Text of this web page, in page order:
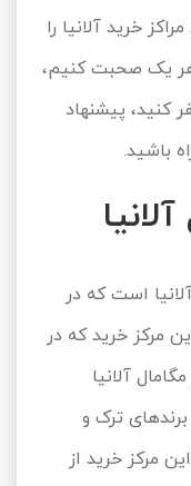
خرید آلانیا را
هر یک صحبت کنیم،
کنید، پیشنهاد
باشید.
است که در
مرکز خرید که در
دارد. در مگامال آلانیا
ترک و
مرکز خرید از